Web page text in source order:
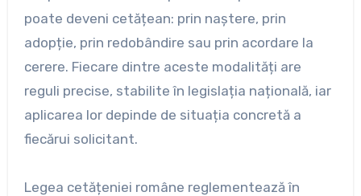
poate deveni cetățean: prin naștere, prin
adopție, prin redobândire sau prin acordare la
cerere. Fiecare dintre aceste modalități are
reguli precise, stabilite în legislația națională, iar
aplicarea lor depinde de situația concretă a
fiecărui solicitant.
Legea cetățeniei române reglementează în